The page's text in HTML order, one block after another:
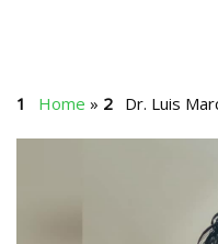
Home » Dr. Luis